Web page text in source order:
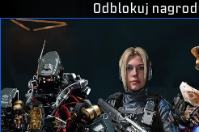
Odblokuj